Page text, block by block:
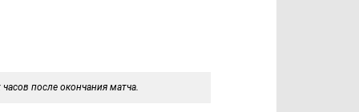
после окончания матча.